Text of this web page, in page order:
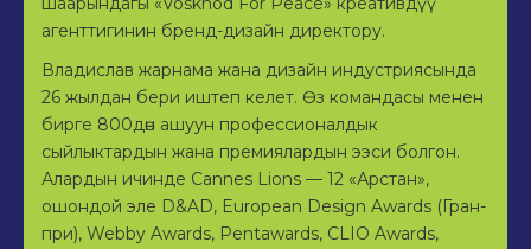
агенттигинин бренд-дизайн директору.
Владислав жарнама жана дизайн индустриясында
26 жылдан бери иштеп келет. Өз командасы менен
бирге 800дөн ашуун профессионалдык
сыйлыктардын жана премиялардын ээси болгон.
Алардын ичинде Cannes Lions — 12 «Арстан»,
ошондой эле D&AD, European Design Awards (Гран-
при), Webby Awards, Pentawards, CLIO Awards,